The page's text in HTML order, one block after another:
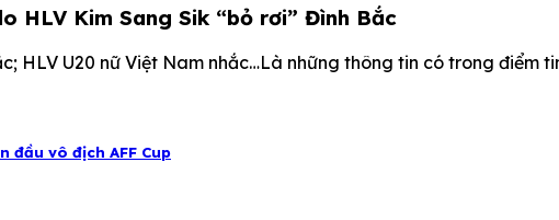
HLV Kim Sang Sik “bỏ rơi” Đình Bắc
HLV U20 nữ Việt Nam nhắc…Là những thông tin có trong điểm
đầu vô địch AFF Cup